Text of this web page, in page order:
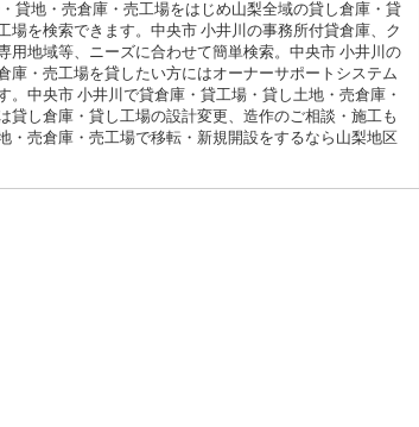
貸地・売倉庫・売工場をはじめ山梨全域の貸し倉庫・貸
場を検索できます。中央市 小井川の事務所付貸倉庫、ク
用地域等、ニーズに合わせて簡単検索。中央市 小井川の
庫・売工場を貸したい方にはオーナーサポートシステム
。中央市 小井川で貸倉庫・貸工場・貸し土地・売倉庫・
貸し倉庫・貸し工場の設計変更、造作のご相談・施工も
・売倉庫・売工場で移転・新規開設をするなら山梨地区